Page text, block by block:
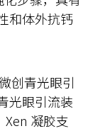
和体外抗钙
创青光眼引
光眼引流装
Xen 凝胶支